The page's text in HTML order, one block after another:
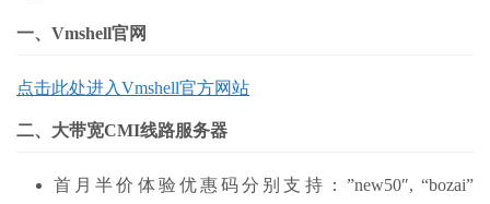
一、Vmshell官网
点击此处进入Vmshell官方网站
二、大带宽CMI线路服务器
首月半价体验优惠码分别支持：”new50″, “bozai”